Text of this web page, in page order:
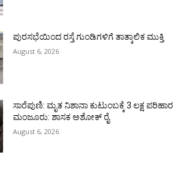
ಪುರಸಭೆಯಿಂದ ರಸ್ತೆ ಗುಂಡಿಗಳಿಗೆ ತಾತ್ಕಾಲಿಕ ಮುಕ್ತಿ
August 6, 2026
ಸಾರೆಪುಣಿ: ಮೃತ ನಿಶಾನಾ ಕುಟುಂಬಕ್ಕೆ 3 ಲಕ್ಷ ಪರಿಹಾರ
ಮಂಜೂರು: ಶಾಸಕ ಅಶೋಕ್ ರೈ
August 6, 2026